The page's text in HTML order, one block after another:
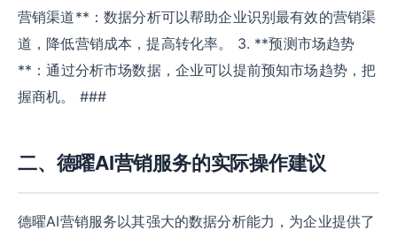
营销渠道**：数据分析可以帮助企业识别最有效的营销渠
道，降低营销成本，提高转化率。 3. **预测市场趋势
**：通过分析市场数据，企业可以提前预知市场趋势，把
握商机。 ###
二、德曜AI营销服务的实际操作建议
德曜AI营销服务以其强大的数据分析能力，为企业提供了